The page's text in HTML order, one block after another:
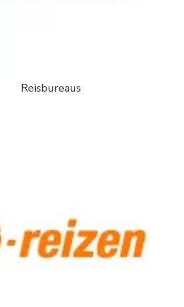
Reisbureaus